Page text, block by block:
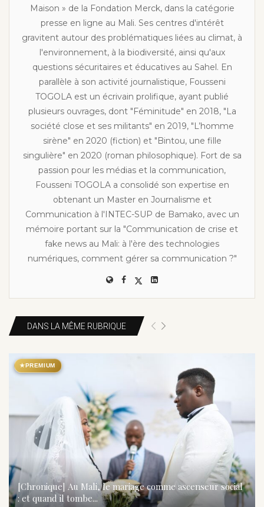
Maison » de la Fondation Merck, dans la catégorie
presse en ligne au Mali. Ses centres d'intérêt
gravitent autour des problématiques liées au climat, à
l'environnement, à la biodiversité, ainsi qu'aux
questions sécuritaires et éducatives au Sahel. En
parallèle à son activité journalistique, Fousseni
TOGOLA est un écrivain prolifique, ayant publié
plusieurs ouvrages, dont "Féminitude" en 2018, "La
société close et ses militants" en 2019, "L’homme
sirène" en 2020 (fiction) et "Bintou, une fille
singulière" en 2020 (roman philosophique). Fort de sa
passion pour les médias et la communication,
Fousseni TOGOLA a consolidé son expertise en
obtenant un Master en Journalisme et
Communication à l'INTEC-SUP de Bamako, avec un
mémoire portant sur la "Communication de crise et
fake news au Mali: à l'ère des technologies
numériques, comment gérer sa communication ?"
DANS LA MÊME RUBRIQUE
★ PREMIUM
[Chronique] Au Mali, le mariage comme ascenseur social
: et quand il tombe...